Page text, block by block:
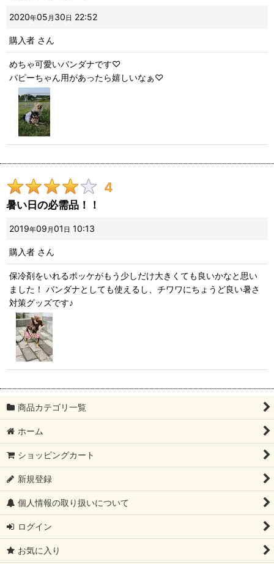
2020年05 月 30日 22:52
購入者 さん
めちゃ可愛いバンダナです♡
パピーちゃん用があったら嬉しいなぁ♡
4
暑い日の必需品！！
2019年09 月01 日 10:13
購入者 さん
保冷剤をいれるポッケがもう少しだけ大きくても良いかなと思い
ました！ バンダナとしても使えるし、チワワにちょうど良い暑さ
対策グッズです♪
商品カテゴリ一覧
ホーム
ショッピングカート
新規登録
個人情報の取り扱いについて
ログイン
お気に入り